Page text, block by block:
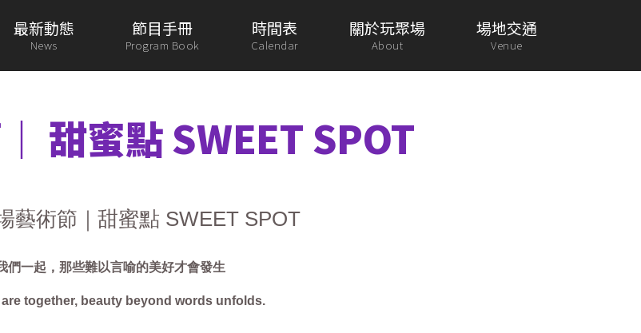
最新動態
News
節目手冊
Program Book
時間表
Calendar
關於玩聚場
About
場地交通
Venue
甜蜜點 SWEET SPOT
藝術節｜甜蜜點 SWEET SPOT
們一起，那些難以言喻的美好才會發生
are together, beauty beyond words unfolds.